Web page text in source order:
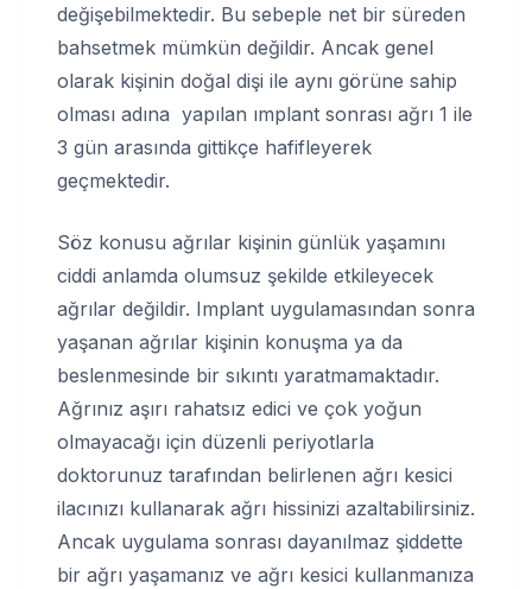
değişebilmektedir. Bu sebeple net bir süreden
bahsetmek mümkün değildir. Ancak genel
olarak kişinin doğal dişi ile aynı görüne sahip
olması adına yapılan ımplant sonrası ağrı 1 ile
3 gün arasında gittikçe hafifleyerek
geçmektedir.
Söz konusu ağrılar kişinin günlük yaşamını
ciddi anlamda olumsuz şekilde etkileyecek
ağrılar değildir. Implant uygulamasından sonra
yaşanan ağrılar kişinin konuşma ya da
beslenmesinde bir sıkıntı yaratmamaktadır.
Ağrınız aşırı rahatsız edici ve çok yoğun
olmayacağı için düzenli periyotlarla
doktorunuz tarafından belirlenen ağrı kesici
ilacınızı kullanarak ağrı hissinizi azaltabilirsiniz.
Ancak uygulama sonrası dayanılmaz şiddette
bir ağrı yaşamanız ve ağrı kesici kullanmanıza